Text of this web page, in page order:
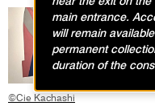
©Cie Kachashi
main entrance.
will remain
permanent
duration of the